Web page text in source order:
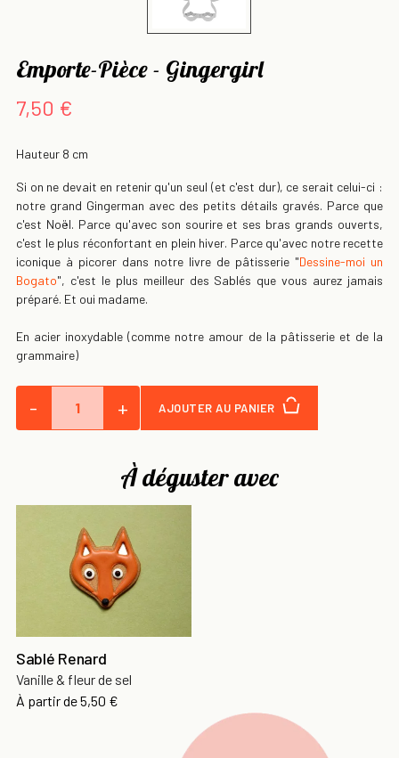
Emporte-Pièce - Gingergirl
7,50 €
Hauteur 8 cm
Si on ne devait en retenir qu'un seul (et c'est dur), ce serait celui-ci :
notre grand Gingerman avec des petits détails gravés. Parce que
c'est Noël. Parce qu'avec son sourire et ses bras grands ouverts,
c'est le plus réconfortant en plein hiver. Parce qu'avec notre recette
iconique à picorer dans notre livre de pâtisserie "Dessine-moi un
Bogato", c'est le plus meilleur des Sablés que vous aurez jamais
préparé. Et oui madame.
En acier inoxydable (comme notre amour de la pâtisserie et de la
grammaire)
- + AJOUTER AU PANIER
À déguster avec
Sablé Renard
Vanille & fleur de sel
À partir de5,50 €